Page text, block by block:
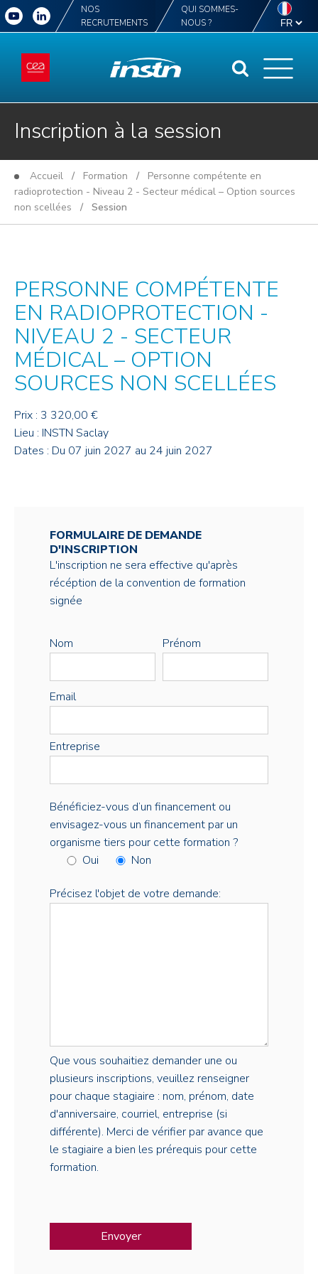
NOS
RECRUTEMENTS
QUI SOMMES-
NOUS ?
Inscription à la session
Accueil / Formation / Personne compétente en
radioprotection - Niveau 2 - Secteur médical – Option sources
non scellées / Session
PERSONNE COMPÉTENTE
EN RADIOPROTECTION -
NIVEAU 2 - SECTEUR
MÉDICAL – OPTION
SOURCES NON SCELLÉES
Prix : 3 320,00 €
Lieu : INSTN Saclay
Dates : Du 07 juin 2027 au 24 juin 2027
FORMULAIRE DE DEMANDE
D'INSCRIPTION
L'inscription ne sera effective qu'après
récéption de la convention de formation
signée
Nom Prénom
Email
Entreprise
Bénéficiez-vous d’un financement ou
envisagez-vous un financement par un
organisme tiers pour cette formation ?
Oui
Non
Précisez l'objet de votre demande:
Que vous souhaitiez demander une ou
plusieurs inscriptions, veuillez renseigner
pour chaque stagiaire : nom, prénom, date
d'anniversaire, courriel, entreprise (si
différente). Merci de vérifier par avance que
le stagiaire a bien les prérequis pour cette
formation.